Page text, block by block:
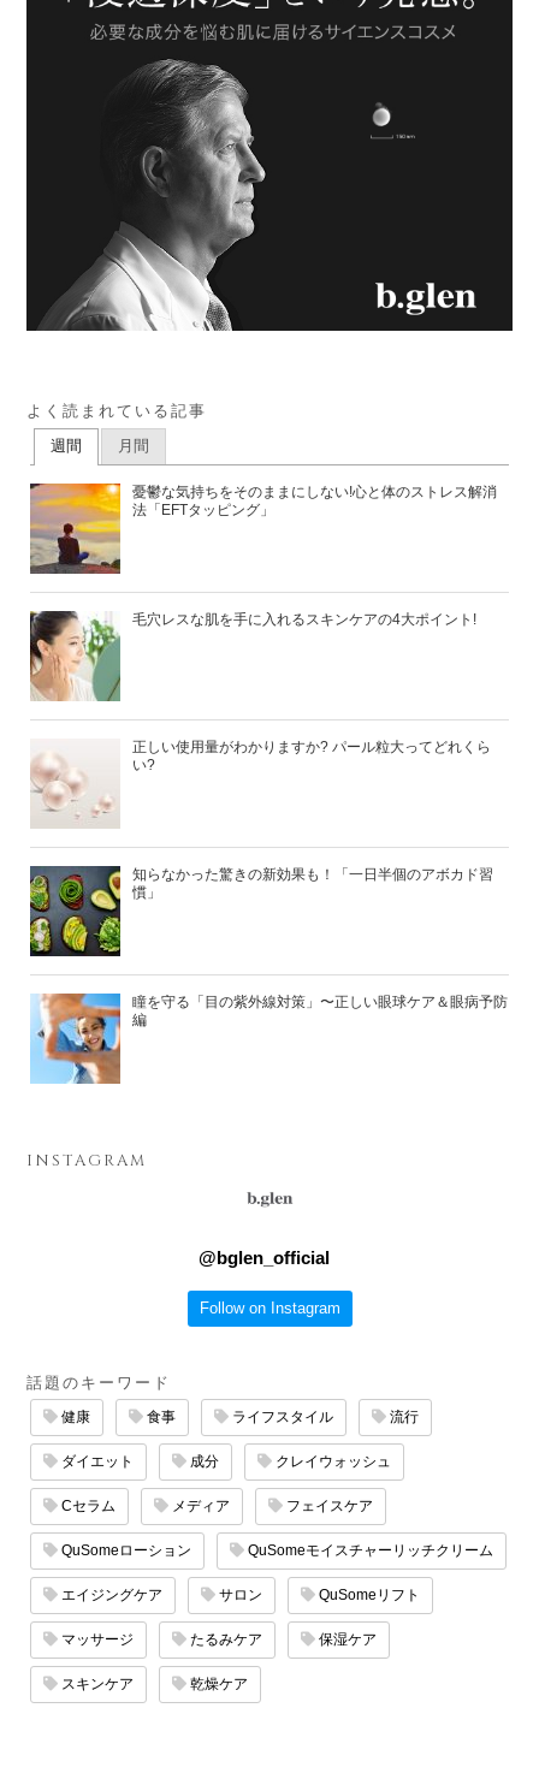
よく読まれている記事
週間 月間
憂鬱な気持ちをそのままにしない!心と体のストレス解消
法「EFTタッピング」
毛穴レスな肌を手に入れるスキンケアの4大ポイント!
正しい使用量がわかりますか? パール粒大ってどれくら
い?
知らなかった驚きの新効果も！「一日半個のアボカド習
慣」
瞳を守る「目の紫外線対策」〜正しい眼球ケア＆眼病予防
編
INSTAGRAM
@bglen_official
Follow on Instagram
話題のキーワード
健康 食事 ライフスタイル 流行
ダイエット 成分 クレイウォッシュ
Cセラム メディア フェイスケア
QuSomeローション QuSomeモイスチャーリッチクリーム
エイジングケア サロン QuSomeリフト
マッサージ たるみケア 保湿ケア
スキンケア 乾燥ケア